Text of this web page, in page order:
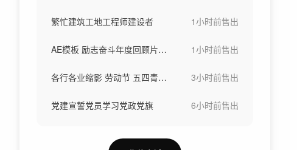
繁忙建筑工地工程师建设者 1小时前售出
AE模板 励志奋斗年度回顾片头快闪 1小时前售出
各行各业缩影 劳动节 五四青年节 3小时前售出
党建宣誓党员学习党政党旗 6小时前售出